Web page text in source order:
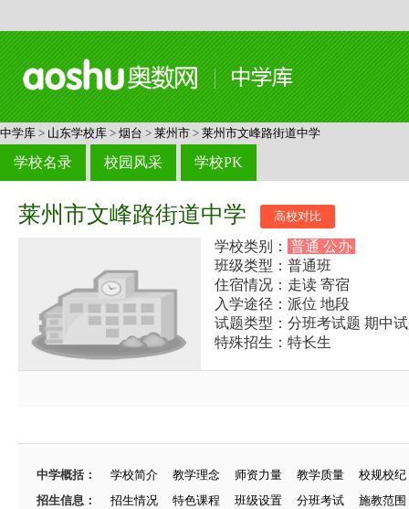
中学库 > 山东学校库 > 烟台 > 莱州市 > 莱州市文峰路街道中学
学校名录 校园风采 学校PK
莱州市文峰路街道中学 高校对比
学校类别： 普通 公办
班级类型：普通班
住宿情况：走读 寄宿
入学途径：派位 地段
试题类型：分班考试题 期中
特殊招生：特长生
中学概括： 学校简介 教学理念 师资力量 教学质量
校规校纪
招生信息：
招生情况 特色课程 班级设置 分班考试
施教范围